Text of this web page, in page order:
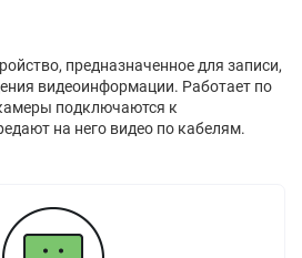
предназначенное для записи,
видеоинформации. Работает по
подключаются к
на него видео по кабелям.